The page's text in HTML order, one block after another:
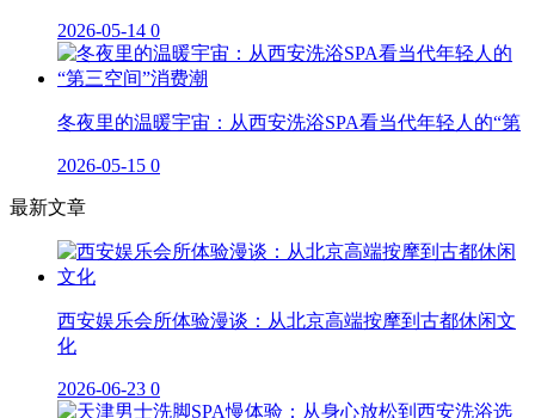
2026-05-14 0
冬夜里的温暖宇宙：从西安洗浴SPA看当代年轻人的“第
2026-05-15 0
最新文章
西安娱乐会所体验漫谈：从北京高端按摩到古都休闲文
化
2026-06-23 0